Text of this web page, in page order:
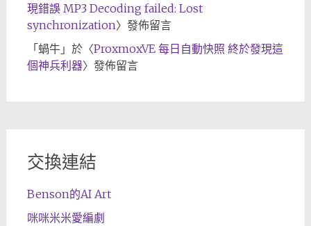
現錯誤 MP3 Decoding failed: Lost
synchronization〉發佈留言
「 蝸牛」於〈ProxmoxVE 每日自動快照 終於發現這
個神兵利器〉發佈留言
交換連結
Benson的AI Art
咪咪米米愛編劇